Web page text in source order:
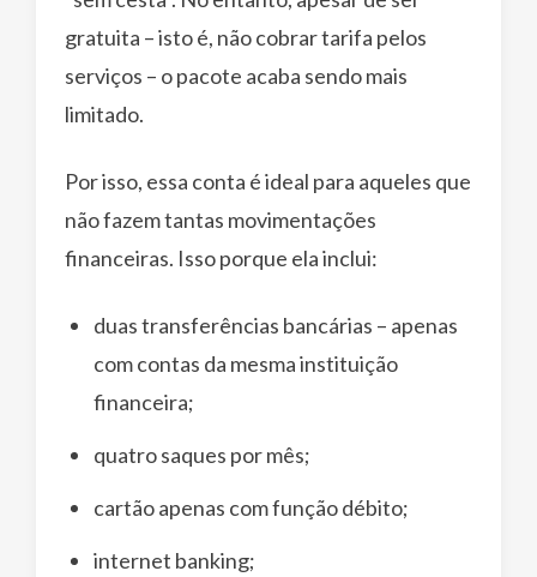
gratuita – isto é, não cobrar tarifa pelos
serviços – o pacote acaba sendo mais
limitado.
Por isso, essa conta é ideal para aqueles que
não fazem tantas movimentações
financeiras. Isso porque ela inclui:
duas transferências bancárias – apenas
com contas da mesma instituição
financeira;
quatro saques por mês;
cartão apenas com função débito;
internet banking;